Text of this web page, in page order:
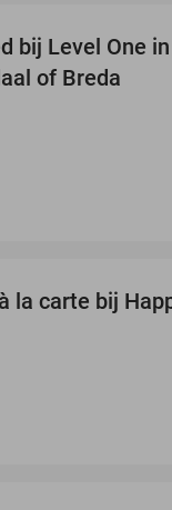
bij Level One
of Breda
la carte bij